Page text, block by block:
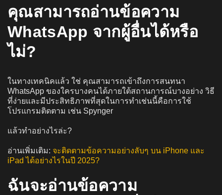
คุณสามารถอ่านข้อความ
WhatsApp จากผู้อื่นได้หรือ
ไม่?
ในทางเทคนิคแล้ว ใช่ คุณสามารถเข้าถึงการสนทนา
WhatsApp ของใครบางคนได้ภายใต้สถานการณ์บางอย่าง วิธี
ที่ง่ายและมีประสิทธิภาพที่สุดในการทำเช่นนี้คือการใช้
โปรแกรมติดตาม เช่น Spynger
แล้วทำอย่างไรล่ะ?
อ่านเพิ่มเติม: จะติดตามข้อความอย่างลับๆ บน iPhone และ
iPad ได้อย่างไรในปี 2025?
ฉันจะอ่านข้อความ